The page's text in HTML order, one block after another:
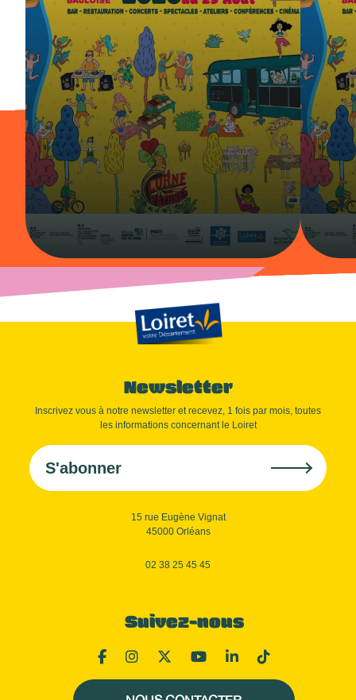
Newsletter
Inscrivez vous à notre newsletter et recevez, 1 fois par mois, toutes
les informations concernant le Loiret
S'abonner
15 rue Eugène Vignat
45000 Orléans
02 38 25 45 45
Suivez-nous